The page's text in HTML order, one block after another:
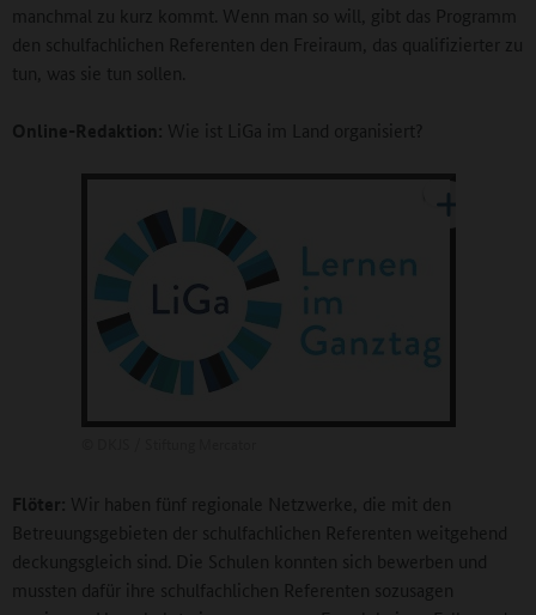
manchmal zu kurz kommt. Wenn man so will, gibt das Programm
den schulfachlichen Referenten den Freiraum, das qualifizierter zu
tun, was sie tun sollen.
Online-Redaktion: Wie ist LiGa im Land organisiert?
Flöter: Wir haben fünf regionale Netzwerke, die mit den
Betreuungsgebieten der schulfachlichen Referenten weitgehend
deckungsgleich sind. Die Schulen konnten sich bewerben und
mussten dafür ihre schulfachlichen Referenten sozusagen